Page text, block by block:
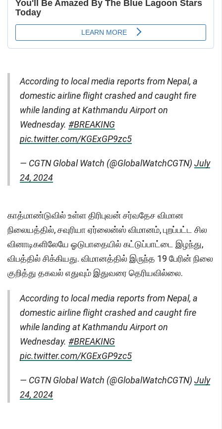
According to local media reports from Nepal, a
domestic airline flight crashed and caught fire
while landing at Kathmandu Airport on
Wednesday. #BREAKING
pic.twitter.com/KGExGP9zc5
— CGTN Global Watch (@GlobalWatchCGTN) July
24, 2024
காத்மாண்டுவில் உள்ள திரிபுவன் சர்வதேச விமான
நிலையத்தில், சவுரியா ஏர்லைன்ஸ் விமானம், புறப்பட்ட சில
வினாடிகளிலேயே ஓடுபாதையில் கட்டுப்பாட்டை இழந்து,
விபத்தில் சிக்கியது. விமானத்தில் இருந்த 19 பேரின் நிலை
குறித்து தகவல் எதுவும் இதுவரை தெரியவில்லை.
According to local media reports from Nepal, a
domestic airline flight crashed and caught fire
while landing at Kathmandu Airport on
Wednesday. #BREAKING
pic.twitter.com/KGExGP9zc5
— CGTN Global Watch (@GlobalWatchCGTN) July
24, 2024